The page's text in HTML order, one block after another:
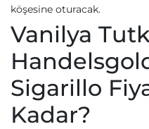
köşesine oturacak.
Vanilya
Sigarillo
Kadar?